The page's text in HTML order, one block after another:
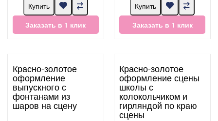
Купить
Заказать в 1 клик
Купить
Заказать в 1 клик
Красно-золотое
оформление
выпускного с
фонтанами из
шаров на сцену
Красно-золотое
оформление сцены
школы с
колокольчиком и
гирляндой по краю
сцены